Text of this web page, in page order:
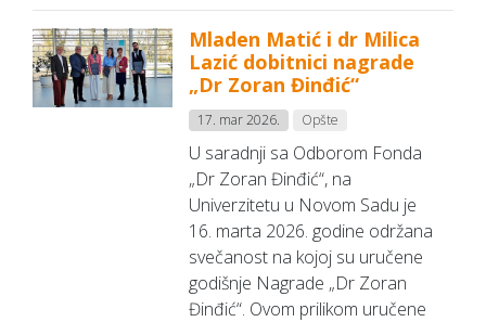
Mladen Matić i dr Milica
Lazić dobitnici nagrade
„Dr Zoran Đinđić“
17. mar 2026. Opšte
U saradnji sa Odborom Fonda
„Dr Zoran Đinđić“, na
Univerzitetu u Novom Sadu je
16. marta 2026. godine održana
svečanost na kojoj su uručene
godišnje Nagrade „Dr Zoran
Đinđić“. Ovom prilikom uručene